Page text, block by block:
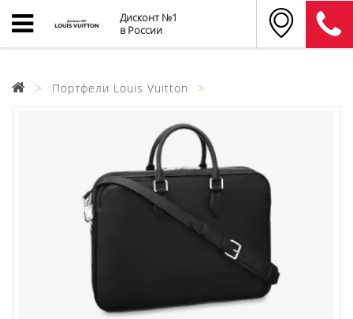
Дисконт №1
в России
Портфели Louis Vuitton